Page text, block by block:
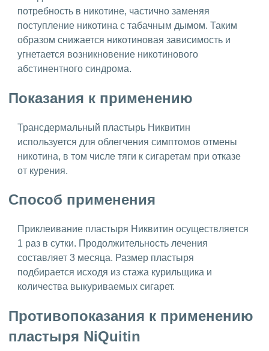
потребность в никотине, частично заменяя
поступление никотина с табачным дымом. Таким
образом снижается никотиновая зависимость и
угнетается возникновение никотинового
абстинентного синдрома.
Показания к применению
Трансдермальный пластырь Никвитин
используется для облегчения симптомов отмены
никотина, в том числе тяги к сигаретам при отказе
от курения.
Способ применения
Приклеивание пластыря Никвитин осуществляется
1 раз в сутки. Продолжительность лечения
составляет 3 месяца. Размер пластыря
подбирается исходя из стажа курильщика и
количества выкуриваемых сигарет.
Противопоказания к применению
пластыря NiQuitin